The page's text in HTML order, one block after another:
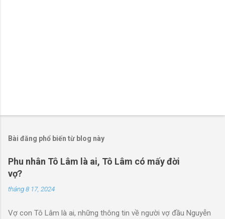
Bài đăng phổ biến từ blog này
Phu nhân Tô Lâm là ai, Tô Lâm có mấy đời
vợ?
tháng 8 17, 2024
Vợ con Tô Lâm là ai, những thông tin về người vợ đầu Nguyễn